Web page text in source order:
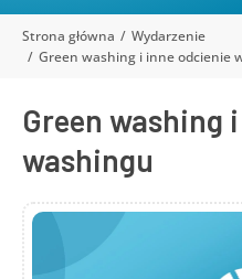
Jesteś tutaj:
Strona główna
Wydarzenie
Green washing i inne odcienie
Green washing
washingu